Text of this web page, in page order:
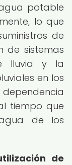
potable
lo que
de
de sistemas
lluvia y la
en los
tiempo que
de los
de